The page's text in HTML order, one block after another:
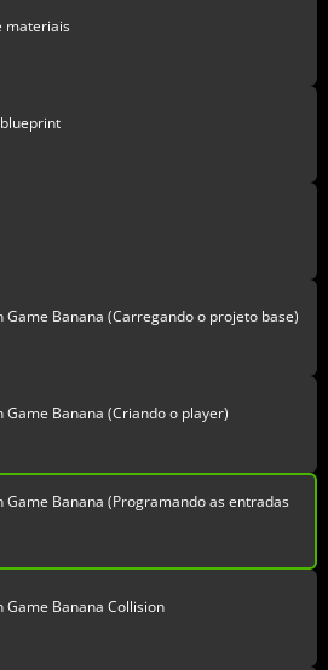
materiais
Game Banana (Carregando o projeto base)
Game Banana (Criando o player)
Game Banana (Programando as entradas
Game Banana Collision